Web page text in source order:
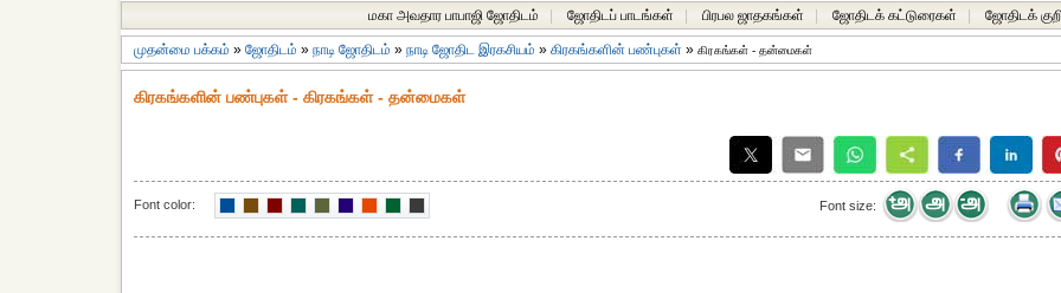
மகா அவதார பாபாஜி ஜோதிடம் ஜோதிடப் பாடங்கள் பிரபல ஜாதகங்கள் ஜோதிடக் கட்டுரைகள் ஜோதிடக்
முதன்மை பக்கம் » ஜோதிடம் » நாடி ஜோதிடம் » நாடி ஜோதிட இரகசியம் » கிரகங்களின் பண்புகள் » கிரகங்கள் - தன்மைகள்
கிரகங்களின் பண்புகள் - கிரகங்கள் - தன்மைகள்
Font color: Font size: